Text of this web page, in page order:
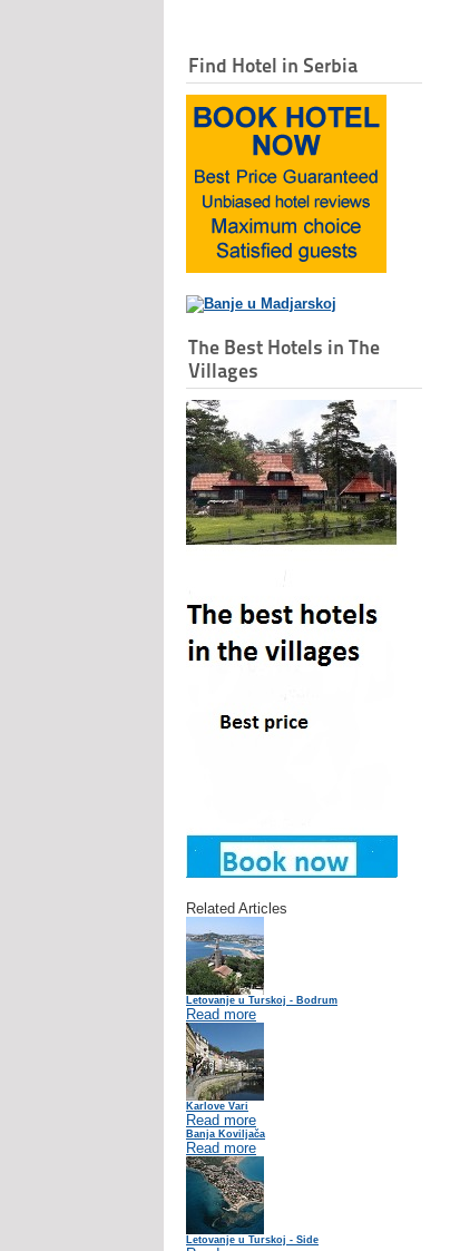
Find Hotel in Serbia
The Best Hotels in The
Villages
Related Articles
Letovanje u Turskoj - Bodrum
Read more
Karlove Vari
Read more
Banja Koviljača
Read more
Letovanje u Turskoj - Side